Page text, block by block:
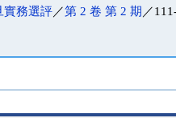
實務選評／第 2 卷 第 2 期 ／